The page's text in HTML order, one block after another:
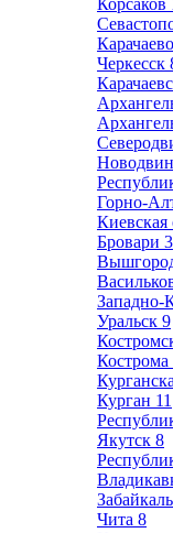
Корсаков
Черкесск
Горно-
Киевская
Бровари 3
Западно-
Уральск 9
Кострома
Курган 11
Якутск 8
Чита 8